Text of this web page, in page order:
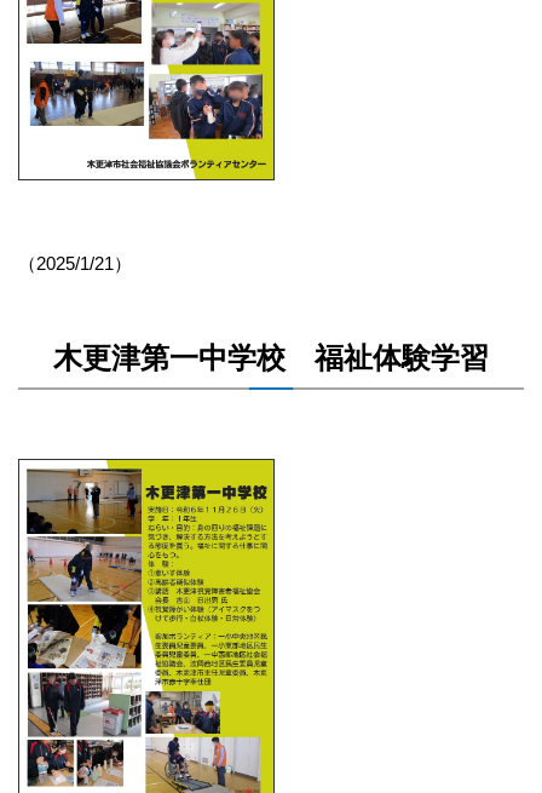
（2025/1/21）
木更津第一中学校 福祉体験学習